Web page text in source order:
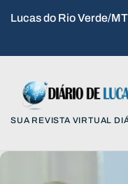
Lucas do Rio Verde/
SUA REVISTA VIRTUAL